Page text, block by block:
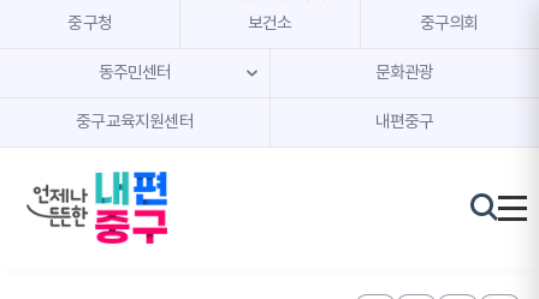
본문 내용 바로가기
주메뉴 바로가기
중구청 보건소 중구의회
동주민센터 문화관광
중구교육지원센터 내편중구